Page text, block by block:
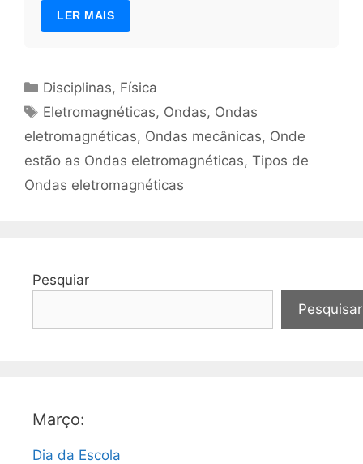
LER MAIS
Categorias
Disciplinas, Física
Tags
Eletromagnéticas, Ondas, Ondas
eletromagnéticas, Ondas mecânicas, Onde
estão as Ondas eletromagnéticas, Tipos de
Ondas eletromagnéticas
Pesquiar
Pesquisar
Março:
Dia da Escola